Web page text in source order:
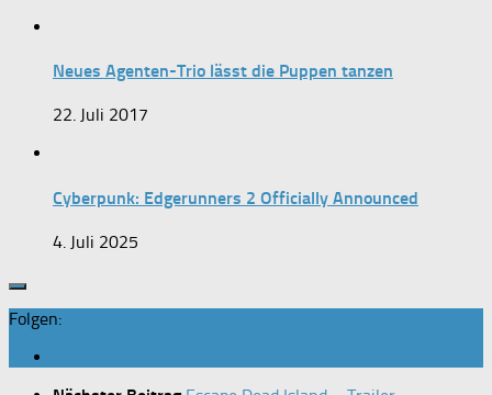
Neues Agenten-Trio lässt die Puppen tanzen
22. Juli 2017
Cyberpunk: Edgerunners 2 Officially Announced
4. Juli 2025
Folgen: